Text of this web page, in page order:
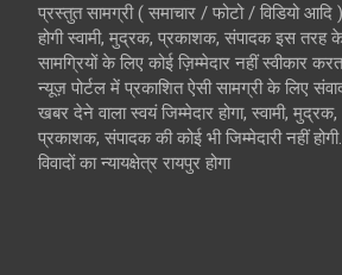
प्रस्तुत सामग्री ( समाचार / फोटो / विडियो आदि
होगी स्वामी, मुद्रक, प्रकाशक, संपादक इस तरह
सामग्रियों के लिए कोई ज़िम्मेदार नहीं स्वीकार
न्यूज़ पोर्टल में प्रकाशित ऐसी सामग्री के लिए
खबर देने वाला स्वयं जिम्मेदार होगा, स्वामी, मुद्रक,
प्रकाशक, संपादक की कोई भी जिम्मेदारी नहीं
विवादों का न्यायक्षेत्र रायपुर होगा